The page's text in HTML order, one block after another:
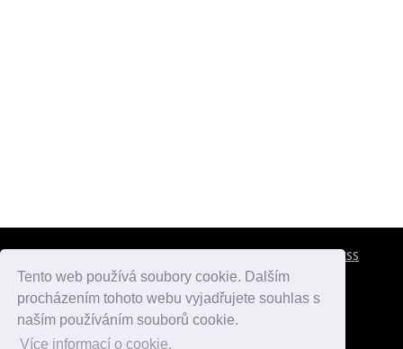
Tento web používá soubory cookie. Dalším
procházením tohoto webu vyjadřujete souhlas s
naším používáním souborů cookie.
Více informací o cookie.
RSS
atlaspamatek.info